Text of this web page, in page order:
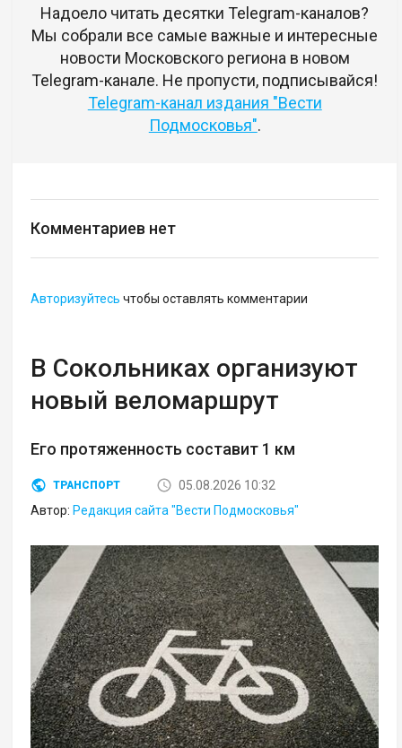
Надоело читать десятки Telegram-каналов?
Мы собрали все самые важные и интересные
новости Московского региона в новом
Telegram-канале. Не пропусти, подписывайся!
Telegram-канал издания "Вести
Подмосковья".
Комментариев нет
Авторизуйтесь чтобы оставлять комментарии
В Сокольниках организуют
новый веломаршрут
Его протяженность составит 1 км
ТРАНСПОРТ
05.08.2026 10:32
Автор: Редакция сайта "Вести Подмосковья"